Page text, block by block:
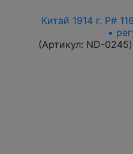
Китай 1914 г. P#
•
(Артикул: ND-0245)